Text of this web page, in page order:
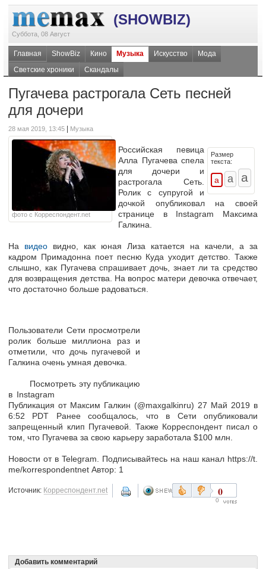
(SHOWBIZ)
Суббота, 08 Август
Главная ShowBiz Кино Музыка Искусство
Мода
Светские хроники
Скандалы
Пугачева растрогала Сеть песней
для дочери
28 мая 2019, 13:45 Музыка
фото с Корреспондент.net
Размер
текста:
Российская певица
Алла Пугачева спела
для дочери и
растрогала Сеть.
Ролик с супругой и
дочкой опубликовал на своей
странице в Instagram Максима
Галкина.
На видео видно, как юная Лиза катается на качели, а за
кадром Примадонна поет песню Куда уходит детство. Также
слышно, как Пугачева спрашивает дочь, знает ли та средство
для возвращения детства. На вопрос матери девочка отвечает,
что достаточно больше радоваться.
Пользователи Сети просмотрели
ролик больше миллиона раз и
отметили, что дочь пугачевой и
Галкина очень умная девочка.
Посмотреть эту публикацию
в Instagram
Публикация от Максим Галкин (@maxgalkinru) 27 Май 2019 в
6:52 PDT Ранее сообщалось, что в Сети опубликовали
запрещенный клип Пугачевой. Также Корреспондент писал о
том, что Пугачева за свою карьеру заработала $100 млн.
Новости от в Telegram. Подписывайтесь на наш канал https://t.
me/korrespondentnet Автор: 1
Источник: Корреспондент.net 0
0
Добавить комментарий